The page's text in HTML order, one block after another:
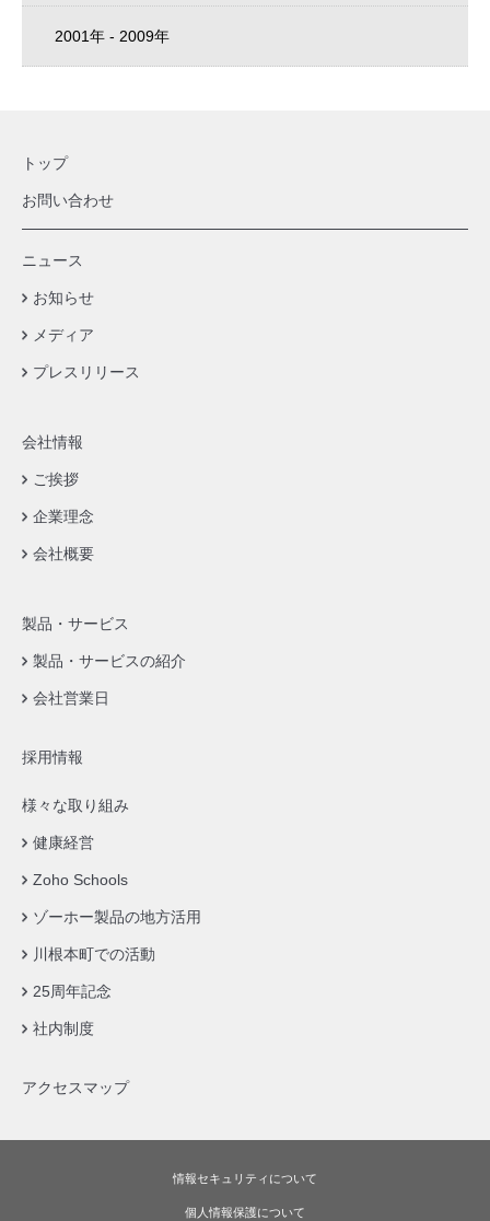
2001年 - 2009年
トップ
お問い合わせ
ニュース
お知らせ
メディア
プレスリリース
会社情報
ご挨拶
企業理念
会社概要
製品・サービス
製品・サービスの紹介
会社営業日
採用情報
様々な取り組み
健康経営
Zoho Schools
ゾーホー製品の地方活用
川根本町での活動
25周年記念
社内制度
アクセスマップ
情報セキュリティについて
個人情報保護について